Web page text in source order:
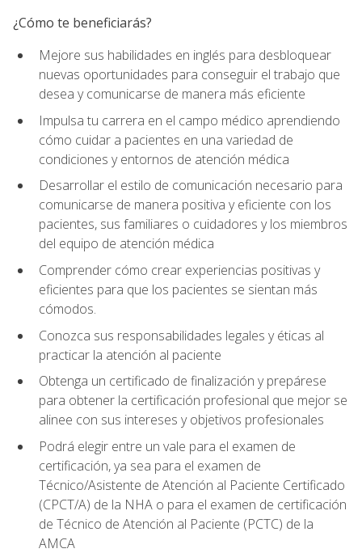
¿Cómo te beneficiarás?
Mejore sus habilidades en inglés para desbloquear
nuevas oportunidades para conseguir el trabajo que
desea y comunicarse de manera más eficiente
Impulsa tu carrera en el campo médico aprendiendo
cómo cuidar a pacientes en una variedad de
condiciones y entornos de atención médica
Desarrollar el estilo de comunicación necesario para
comunicarse de manera positiva y eficiente con los
pacientes, sus familiares o cuidadores y los miembros
del equipo de atención médica
Comprender cómo crear experiencias positivas y
eficientes para que los pacientes se sientan más
cómodos.
Conozca sus responsabilidades legales y éticas al
practicar la atención al paciente
Obtenga un certificado de finalización y prepárese
para obtener la certificación profesional que mejor se
alinee con sus intereses y objetivos profesionales
Podrá elegir entre un vale para el examen de
certificación, ya sea para el examen de
Técnico/Asistente de Atención al Paciente Certificado
(CPCT/A) de la NHA o para el examen de certificación
de Técnico de Atención al Paciente (PCTC) de la
AMCA